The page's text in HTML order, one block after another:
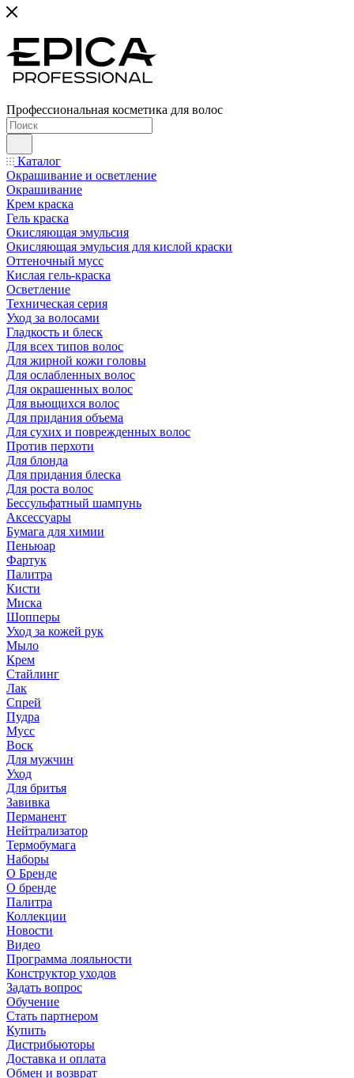
Профессиональная косметика для волос
Каталог
Окрашивание и осветление
Окрашивание
Крем краска
Гель краска
Окисляющая эмульсия
Окисляющая эмульсия для кислой краски
Оттеночный мусс
Кислая гель-краска
Осветление
Техническая серия
Уход за волосами
Гладкость и блеск
Для всех типов волос
Для жирной кожи головы
Для ослабленных волос
Для окрашенных волос
Для вьющихся волос
Для придания объема
Для сухих и поврежденных волос
Против перхоти
Для блонда
Для придания блеска
Для роста волос
Бессульфатный шампунь
Аксессуары
Бумага для химии
Пеньюар
Фартук
Палитра
Кисти
Миска
Шопперы
Уход за кожей рук
Мыло
Крем
Стайлинг
Лак
Спрей
Пудра
Мусс
Воск
Для мужчин
Уход
Для бритья
Завивка
Перманент
Нейтрализатор
Термобумага
Наборы
О Бренде
О бренде
Палитра
Коллекции
Новости
Видео
Программа лояльности
Конструктор уходов
Задать вопрос
Обучение
Стать партнером
Купить
Дистрибьюторы
Доставка и оплата
Обмен и возврат